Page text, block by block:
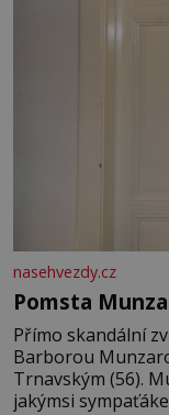
nasehvezdy.cz
Pomsta
Přímo skandální
Barborou
Trnavským (56).
jakýmsi